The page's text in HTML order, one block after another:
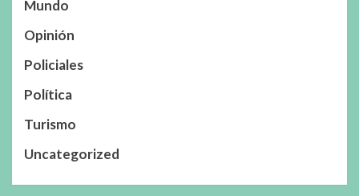
Mundo
Opinión
Policiales
Política
Turismo
Uncategorized